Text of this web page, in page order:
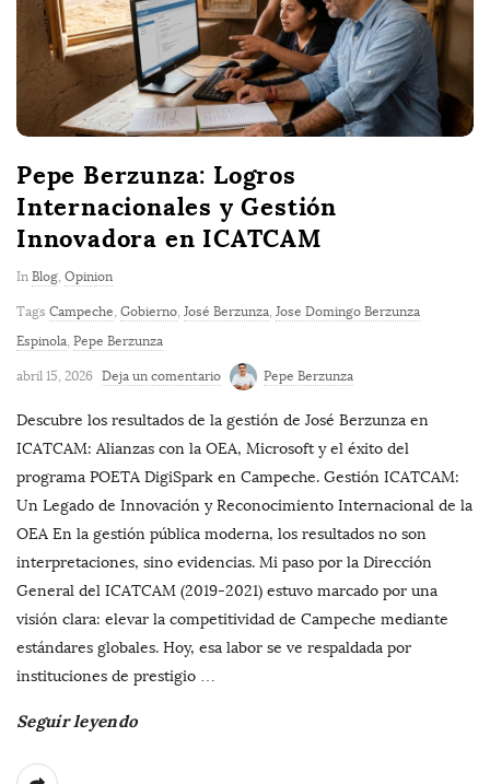
Pepe Berzunza: Logros
Internacionales y Gestión
Innovadora en ICATCAM
In Blog, Opinion
Tags Campeche, Gobierno, José Berzunza, Jose Domingo Berzunza
Espinola, Pepe Berzunza
abril 15, 2026 Deja un comentario Pepe Berzunza
Descubre los resultados de la gestión de José Berzunza en
ICATCAM: Alianzas con la OEA, Microsoft y el éxito del
programa POETA DigiSpark en Campeche. Gestión ICATCAM:
Un Legado de Innovación y Reconocimiento Internacional de la
OEA En la gestión pública moderna, los resultados no son
interpretaciones, sino evidencias. Mi paso por la Dirección
General del ICATCAM (2019-2021) estuvo marcado por una
visión clara: elevar la competitividad de Campeche mediante
estándares globales. Hoy, esa labor se ve respaldada por
instituciones de prestigio …
Seguir leyendo